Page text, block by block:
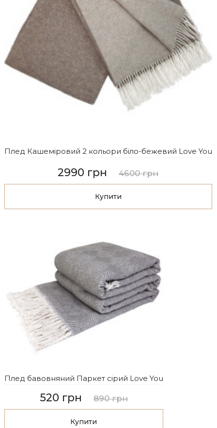
Плед Кашеміровий 2 кольори біло-бежевий Love You
2990 грн 4600 грн
Купити
Плед бавовняний Паркет сірий Love You
520 грн 890 грн
Купити